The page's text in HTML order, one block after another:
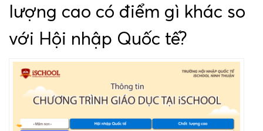
lượng cao có điểm gì khác so
với Hội nhập Quốc tế?